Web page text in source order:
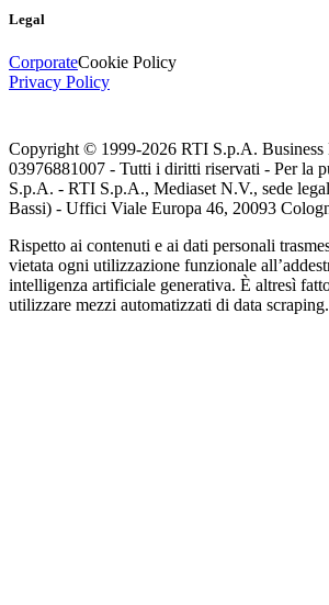
Legal
CorporateCookie Policy
Privacy Policy
Copyright © 1999-2026 RTI S.p.A. Business
03976881007 - Tutti i diritti riservati - Per la
S.p.A. - RTI S.p.A., Mediaset N.V., sede
Bassi) - Uffici Viale Europa 46, 20093
Rispetto ai contenuti e ai dati personali
vietata ogni utilizzazione funzionale
intelligenza artificiale generativa. È altresì
utilizzare mezzi automatizzati di data scraping.